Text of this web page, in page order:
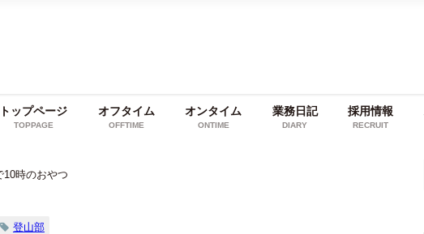
トップページ
TOPPAGE
オフタイム
OFFTIME
オンタイム
ONTIME
業務日記
DIARY
採用情報
RECRUIT
10時のおやつ
登山部